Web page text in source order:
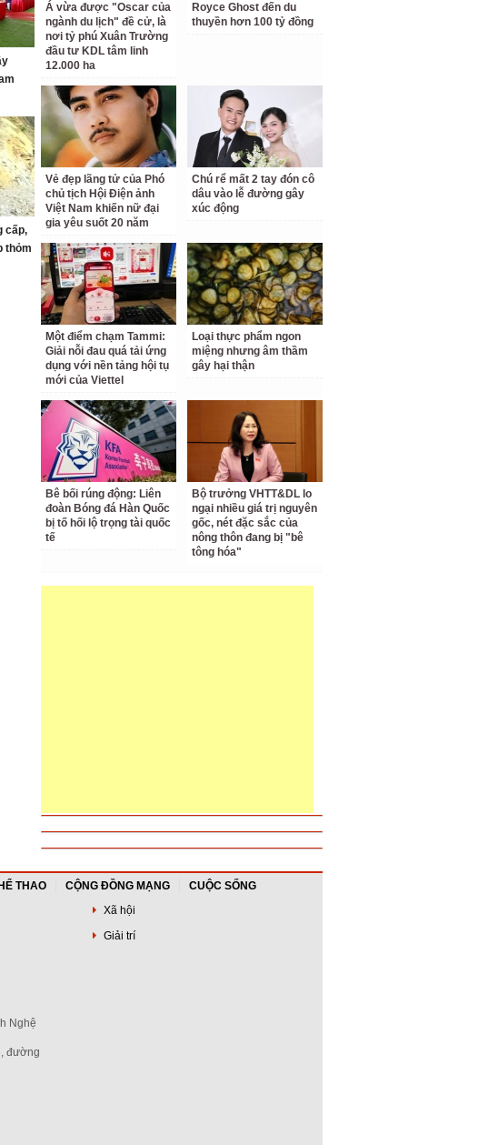
cấp,
thỏm
Á vừa được "Oscar của
ngành du lịch" đề cử, là
nơi tỷ phú Xuân Trường
đầu tư KDL tâm linh
12.000 ha
Royce Ghost đến du
thuyền hơn 100 tỷ đồng
Vẻ đẹp lãng tử của Phó
chủ tịch Hội Điện ảnh
Việt Nam khiến nữ đại
gia yêu suốt 20 năm
Chú rể mất 2 tay đón cô
dâu vào lễ đường gây
xúc động
Một điểm chạm Tammi:
Giải nỗi đau quá tải ứng
dụng với nền tảng hội tụ
mới của Viettel
Loại thực phẩm ngon
miệng nhưng âm thầm
gây hại thận
Bê bối rúng động: Liên
đoàn Bóng đá Hàn Quốc
bị tố hối lộ trọng tài quốc
tế
Bộ trưởng VHTT&DL lo
ngại nhiều giá trị nguyên
gốc, nét đặc sắc của
nông thôn đang bị "bê
tông hóa"
THAO CỘNG ĐỒNG MẠNG
CUỘC SỐNG
Xã hội
Giải trí
Nghệ
đường